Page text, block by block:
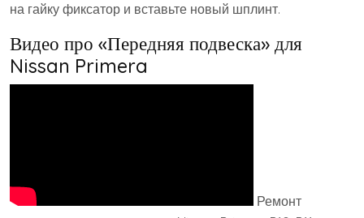
на гайку фиксатор и вставьте новый шплинт.
Видео про «Передняя подвеска» для
Nissan Primera
Ремонт